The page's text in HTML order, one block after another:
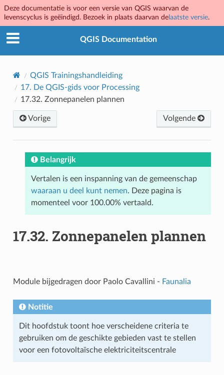
Deze documentatie is voor een versie van QGIS waarvan de
levenscyclus is geëindigd. Bezoek in plaats daarvan de laatste versie.
QGIS Documentation
QGIS Trainingshandleiding
17. De QGIS-gids voor Processing
17.32. Zonnepanelen plannen
Vorige Volgende
Belangrijk
Vertalen is een inspanning van de gemeenschap
waaraan u deel kunt nemen. Deze pagina is
momenteel voor 100.00% vertaald.
17.32. Zonnepanelen plannen
Module bijgedragen door Paolo Cavallini - Faunalia
Notitie
Dit hoofdstuk toont hoe verscheidene criteria te
gebruiken om de geschikte gebieden vast te stellen
voor een fotovoltaïsche elektriciteitscentrale